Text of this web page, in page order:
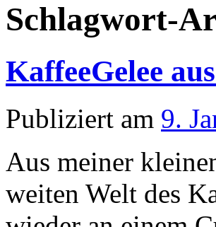
Schlagwort-
KaffeeGelee
Publiziert am 9.
Aus meiner
weiten Welt des